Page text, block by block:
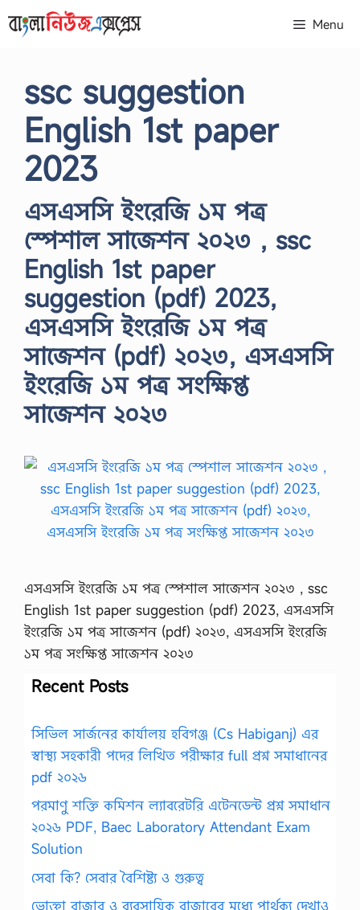
to
Menu
ssc suggestion
English 1st paper
2023
এসএসসি ইংরেজি ১ম পত্র
স্পেশাল সাজেশন ২০২৩ , ssc
English 1st paper
suggestion (pdf) 2023,
এসএসসি ইংরেজি ১ম পত্র
সাজেশন (pdf) ২০২৩, এসএসসি
ইংরেজি ১ম পত্র সংক্ষিপ্ত
সাজেশন ২০২৩
এসএসসি ইংরেজি ১ম পত্র স্পেশাল সাজেশন ২০২৩ , ssc
English 1st paper suggestion (pdf) 2023, এসএসসি
ইংরেজি ১ম পত্র সাজেশন (pdf) ২০২৩, এসএসসি ইংরেজি
১ম পত্র সংক্ষিপ্ত সাজেশন ২০২৩
Recent Posts
সিভিল সার্জনের কার্যালয় হবিগঞ্জ (Cs Habiganj) এর
স্বাস্থ্য সহকারী পদের লিখিত পরীক্ষার full প্রশ্ন সমাধানের
pdf ২০২৬
পরমাণু শক্তি কমিশন ল্যাবরেটরি এটেনডেন্ট প্রশ্ন সমাধান
২০২৬ PDF, Baec Laboratory Attendant Exam
Solution
সেবা কি? সেবার বৈশিষ্ট্য ও গুরুত্ব
ভোক্তা বাজার ও ব্যবসায়িক বাজারের মধ্যে পার্থক্য দেখাও